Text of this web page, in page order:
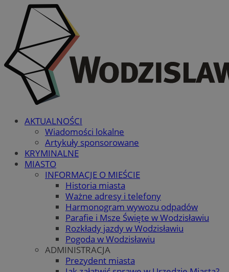
AKTUALNOŚCI
Wiadomości lokalne
Artykuły sponsorowane
KRYMINALNE
MIASTO
INFORMACJE O MIEŚCIE
Historia miasta
Ważne adresy i telefony
Harmonogram wywozu odpadów
Parafie i Msze Święte w Wodzisławiu
Rozkłady jazdy w Wodzisławiu
Pogoda w Wodzisławiu
ADMINISTRACJA
Prezydent miasta